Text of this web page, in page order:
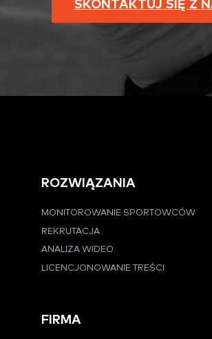
SKONTAKTUJ SIĘ Z
ROZWIĄZANIA
MONITOROWANIE SPORTOWCÓW
REKRUTACJA
ANALIZA WIDEO
LICENCJONOWANIE TREŚCI
FIRMA